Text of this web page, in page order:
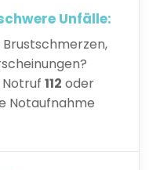
Unfälle:
112 oder
Notaufnahme